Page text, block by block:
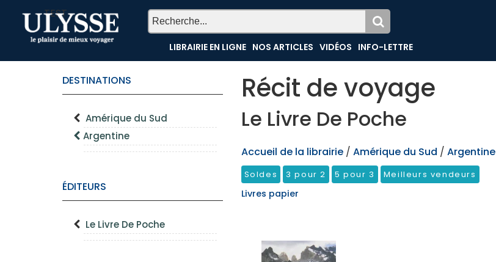
TEST
LIBRAIRIE EN LIGNE NOS ARTICLES VIDÉOS INFO-LETTRE
DESTINATIONS
Amérique du Sud
Argentine
ÉDITEURS
Le Livre De Poche
Récit de voyage
Le Livre De Poche
Accueil de la librairie / Amérique du Sud / Argentine
Soldes 3 pour 2 5 pour 3 Meilleurs vendeurs
Livres papier